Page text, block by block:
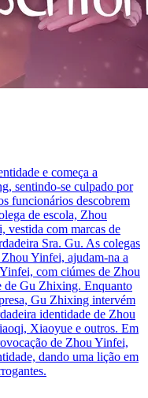
e começa a
sentindo-se culpado por
funcionários descobrem
de escola, Zhou
com marcas de
Sra. Gu. As colegas
Yinfei, ajudam-na a
com ciúmes de Zhou
de Gu Zhixing. Enquanto
Gu Zhixing intervém
identidade de Zhou
Xiaoyue e outros. Em
de Zhou Yinfei,
dando uma lição em